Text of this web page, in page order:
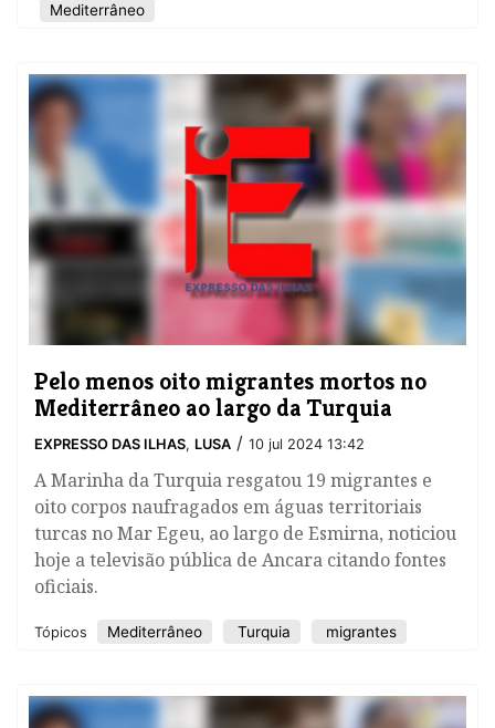
Mediterrâneo
Pelo menos oito migrantes mortos no
Mediterrâneo ao largo da Turquia
EXPRESSO DAS ILHAS, LUSA / 10 jul 2024 13:42
A Marinha da Turquia resgatou 19 migrantes e
oito corpos naufragados em águas territoriais
turcas no Mar Egeu, ao largo de Esmirna, noticiou
hoje a televisão pública de Ancara citando fontes
oficiais.
Tópicos Mediterrâneo Turquia migrantes